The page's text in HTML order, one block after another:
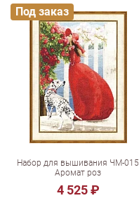
Набор для вышивания ЧМ-015
Аромат роз
4 525 ₽
Под заказ